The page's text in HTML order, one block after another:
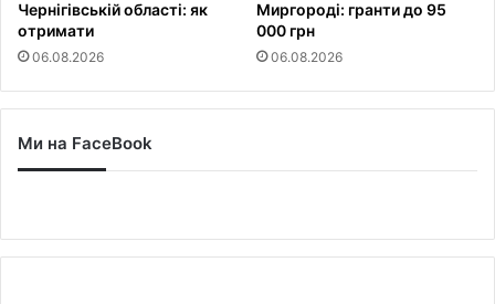
Чернігівській області: як
отримати
06.08.2026
Миргороді: гранти до 95
000 грн
06.08.2026
Ми на FaceBook